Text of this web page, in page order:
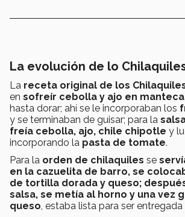
La evolución de lo
La receta original de los
en sofreír cebolla y ajo en
hasta dorar; ahí se le incorporaban los
y se terminaban de guisar; para la
freía cebolla, ajo, chile chipotle y
incorporando la pasta de tomate.
Para la orden de chilaquiles se
en la cazuelita de barro, se
de tortilla dorada y queso;
salsa, se metía al horno y una vez
queso, estaba lista para ser entregada